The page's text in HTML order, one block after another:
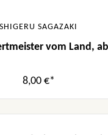
SHIGERU SAGAZAKI
vom Land,
8,00 €*